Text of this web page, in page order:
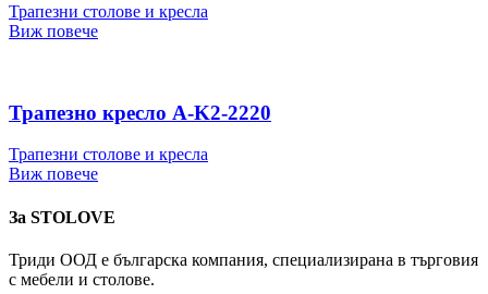
Трапезни столове и кресла
Виж повече
Трапезно кресло A-K2-2220
Трапезни столове и кресла
Виж повече
За STOLOVE
Триди ООД е българска компания, специализирана в търговия
с мебели и столове.